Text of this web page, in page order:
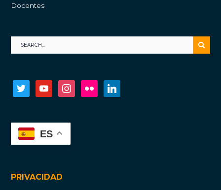
Docentes
twitter youtube instagramflickr
ES
PRIVACIDAD